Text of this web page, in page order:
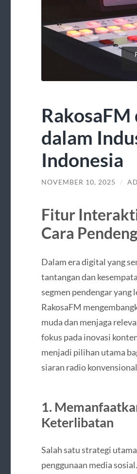
dalam
Indonesia
NOVEMBER 10, 2025 /
Fitur
Cara
Dalam era digital yang
tantangan dan
segmen pendengar
RakosaFM
muda dan menjaga
fokus pada inovasi
menjadi pilihan utama
siaran radio
1.
Keterlibatan
Salah satu strategi
penggunaan media